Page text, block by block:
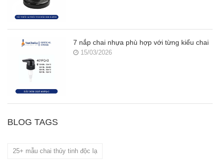
7 nắp chai nhựa phù hợp với từng kiểu chai
15/03/2026
BLOG TAGS
25+ mẫu chai thủy tinh độc lạ